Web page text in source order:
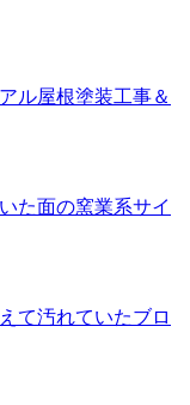
ル屋根塗装工事＆
た面の窯業系サイ
て汚れていたブロ